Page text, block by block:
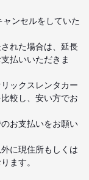
ンセルをしていた
れた場合は、延長
払いいただきま
ックスレンタカー
較し、安い方でお
お支払いをお願い
に現住所もしくは
ます。